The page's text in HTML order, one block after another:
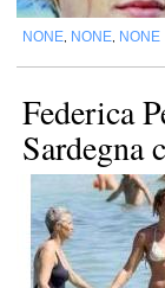
NONE NONE NONE
Federica
Sardegna